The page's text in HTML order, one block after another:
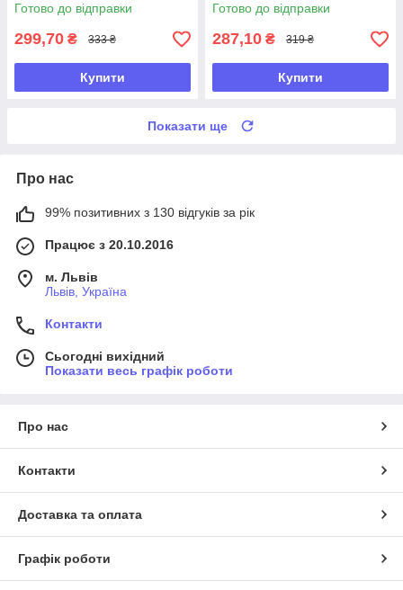
Готово до відправки
299,70 ₴ 333 ₴
Купити
Готово до відправки
287,10 ₴ 319 ₴
Купити
Показати ще
Про нас
99% позитивних з 130 відгуків за рік
Працює з 20.10.2016
м. Львів
Львів, Україна
Контакти
Сьогодні вихідний
Показати весь графік роботи
Про нас
Контакти
Доставка та оплата
Графік роботи